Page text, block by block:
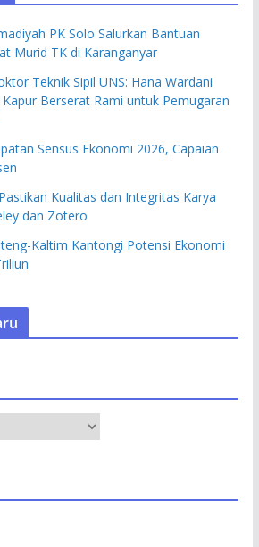
PK Solo Salurkan Bantuan
Murid TK di Karanganyar
Teknik Sipil UNS: Hana Wardani
Berserat Rami untuk Pemugaran
Sensus Ekonomi 2026, Capaian
Kualitas dan Integritas Karya
dan Zotero
Kaltim Kantongi Potensi Ekonomi